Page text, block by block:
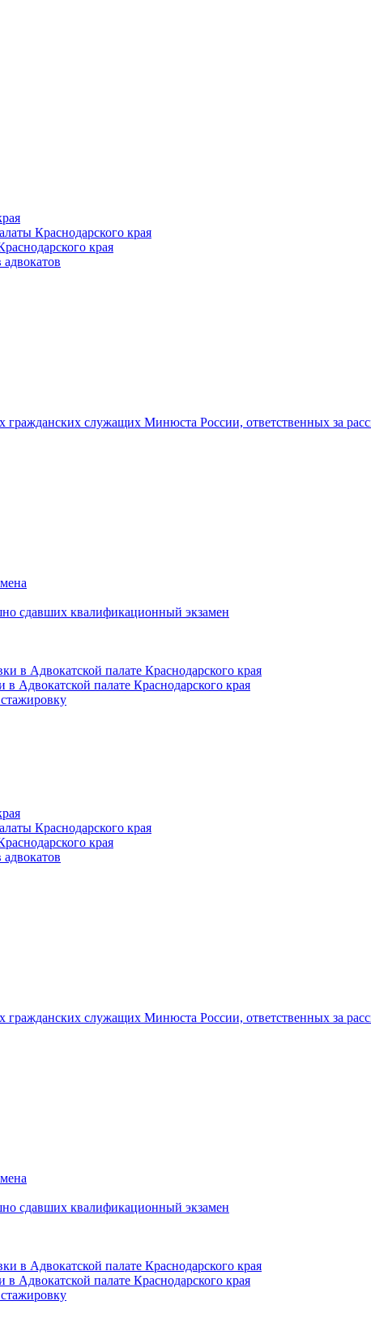
Краснодарского края
края
служащих Минюста России, ответственных за
сдавших квалификационный экзамен
в Адвокатской палате Краснодарского края
Адвокатской палате Краснодарского края
Краснодарского края
края
служащих Минюста России, ответственных за
сдавших квалификационный экзамен
в Адвокатской палате Краснодарского края
Адвокатской палате Краснодарского края